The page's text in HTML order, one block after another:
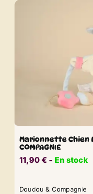
Marionnette Chien
COMPAGNIE
11,90 € ​​ - En stock
Doudou & Compagnie